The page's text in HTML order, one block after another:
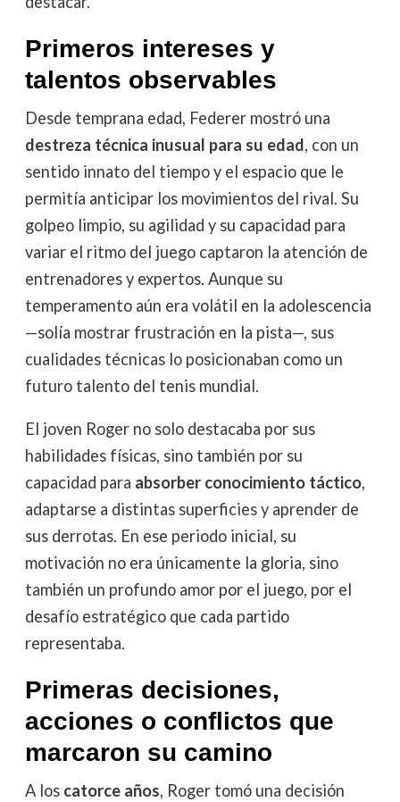
Primeros intereses y
talentos observables
Desde temprana edad, Federer mostró una
destreza técnica inusual para su edad, con un
sentido innato del tiempo y el espacio que le
permitía anticipar los movimientos del rival. Su
golpeo limpio, su agilidad y su capacidad para
variar el ritmo del juego captaron la atención de
entrenadores y expertos. Aunque su
temperamento aún era volátil en la adolescencia
—solía mostrar frustración en la pista—, sus
cualidades técnicas lo posicionaban como un
futuro talento del tenis mundial.
El joven Roger no solo destacaba por sus
habilidades físicas, sino también por su
capacidad para absorber conocimiento táctico,
adaptarse a distintas superficies y aprender de
sus derrotas. En ese periodo inicial, su
motivación no era únicamente la gloria, sino
también un profundo amor por el juego, por el
desafío estratégico que cada partido
representaba.
Primeras decisiones,
acciones o conflictos que
marcaron su camino
A los catorce años, Roger tomó una decisión